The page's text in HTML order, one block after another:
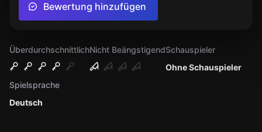
ÜberdurchschnittlichNicht Beängstigend
Ohne Schauspieler
Schauspieler
Deutsch
Spielsprache
Bewertung hinzufügen